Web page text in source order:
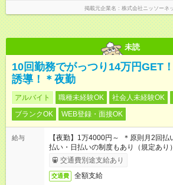
掲載元企業名 株式会社ニッソーネ
未読
10回勤務でがっつり14万円GET
誘導！＊夜勤
アルバイト 職種未経験OK 社会人未経験OK
ブランクOK
WEB登録・面接OK
給与
【夜勤】1万4000円～ ＊原則月2回
払い・日払いの制度もあり（規定あり
交通費別途支給あり
交通費 全額支給